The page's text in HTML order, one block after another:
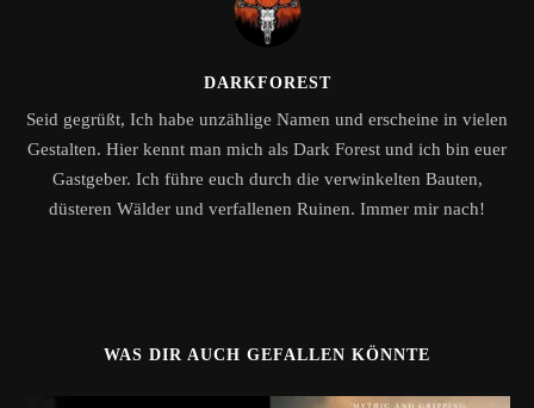
DARKFOREST
Seid gegrüßt, Ich habe unzählige Namen und erscheine in vielen
Gestalten. Hier kennt man mich als Dark Forest und ich bin euer
Gastgeber. Ich führe euch durch die verwinkelten Bauten,
düsteren Wälder und verfallenen Ruinen. Immer mir nach!
WAS DIR AUCH GEFALLEN KÖNNTE